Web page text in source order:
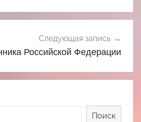
Следующая запись
Российской Федерации
Поиск